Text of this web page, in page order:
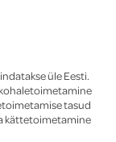
üle Eesti.
tasud
kättetoimetamine